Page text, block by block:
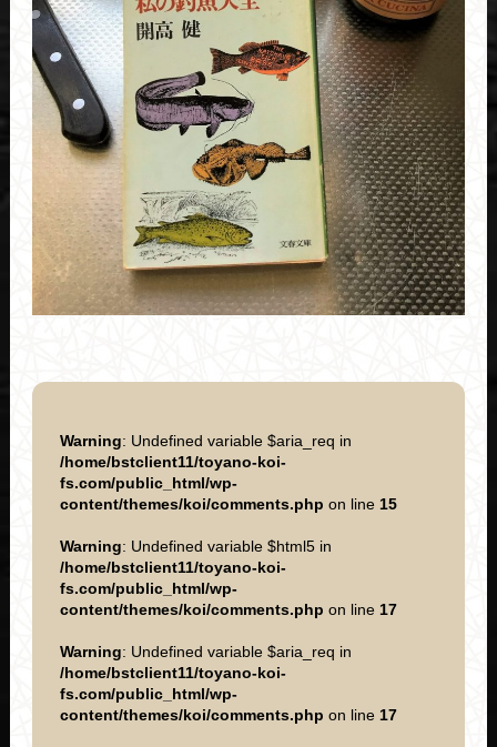
Warning: Undefined variable $aria_req in
/home/bstclient11/toyano-koi-
fs.com/public_html/wp-
content/themes/koi/comments.php on line 15
Warning: Undefined variable $html5 in
/home/bstclient11/toyano-koi-
fs.com/public_html/wp-
content/themes/koi/comments.php on line 17
Warning: Undefined variable $aria_req in
/home/bstclient11/toyano-koi-
fs.com/public_html/wp-
content/themes/koi/comments.php on line 17